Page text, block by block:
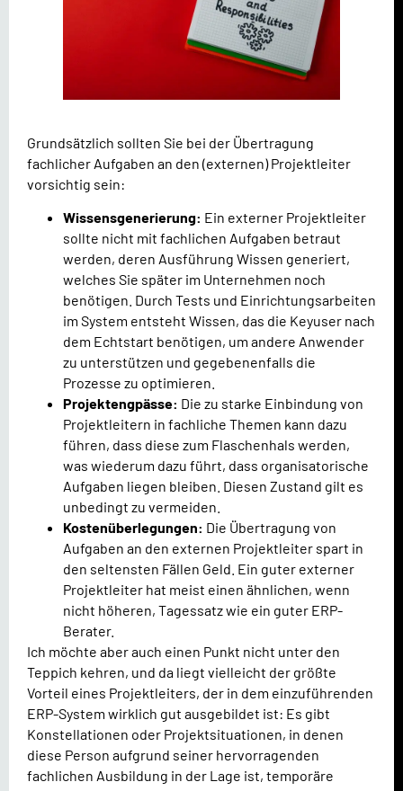
Grundsätzlich sollten Sie bei der Übertragung
fachlicher Aufgaben an den (externen) Projektleiter
vorsichtig sein:
Wissensgenerierung: Ein externer Projektleiter
sollte nicht mit fachlichen Aufgaben betraut
werden, deren Ausführung Wissen generiert,
welches Sie später im Unternehmen noch
benötigen. Durch Tests und Einrichtungsarbeiten
im System entsteht Wissen, das die Keyuser nach
dem Echtstart benötigen, um andere Anwender
zu unterstützen und gegebenenfalls die
Prozesse zu optimieren.
Projektengpässe: Die zu starke Einbindung von
Projektleitern in fachliche Themen kann dazu
führen, dass diese zum Flaschenhals werden,
was wiederum dazu führt, dass organisatorische
Aufgaben liegen bleiben. Diesen Zustand gilt es
unbedingt zu vermeiden.
Kostenüberlegungen: Die Übertragung von
Aufgaben an den externen Projektleiter spart in
den seltensten Fällen Geld. Ein guter externer
Projektleiter hat meist einen ähnlichen, wenn
nicht höheren, Tagessatz wie ein guter ERP-
Berater.
Ich möchte aber auch einen Punkt nicht unter den
Teppich kehren, und da liegt vielleicht der größte
Vorteil eines Projektleiters, der in dem einzuführenden
ERP-System wirklich gut ausgebildet ist: Es gibt
Konstellationen oder Projektsituationen, in denen
diese Person aufgrund seiner hervorragenden
fachlichen Ausbildung in der Lage ist, temporäre